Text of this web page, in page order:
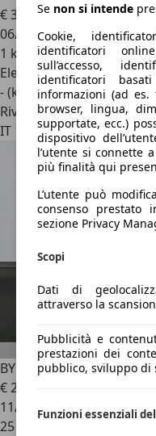
€ 30.900
06/2026
1 km
Elettrica
- (kWh/100 km)
Rivenditore
IT 10148Torino - To
BYD Atto 360,48 kWh
€ 26.800
11/2024
25 km
Se non si intende
Cookie,
identificatori
sull’accesso,
identificatori
informazioni (ad
browser, lingua,
supportate, ecc.)
dispositivo
l’utente si connette
più finalità qui
L’utente può
consenso prestato
sezione Privacy
Scopi
Dati di
attraverso la
Pubblicità e
prestazioni dei
pubblico, sviluppo di
Funzioni essenziali